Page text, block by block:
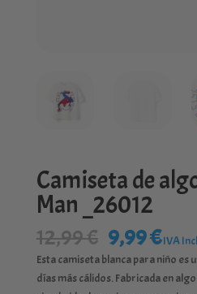
Camiseta de
Man _26012
12,99€ El
precio
original
9,99€El
IVA
Esta camiseta blanca para niño es
días más cálidos. Fabricada en